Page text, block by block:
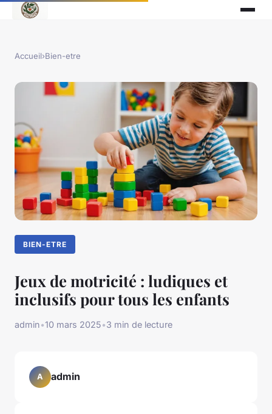
Accueil›Bien-etre
BIEN-ETRE
Jeux de motricité : ludiques et
inclusifs pour tous les enfants
admin•10 mars 2025•3 min de lecture
A admin